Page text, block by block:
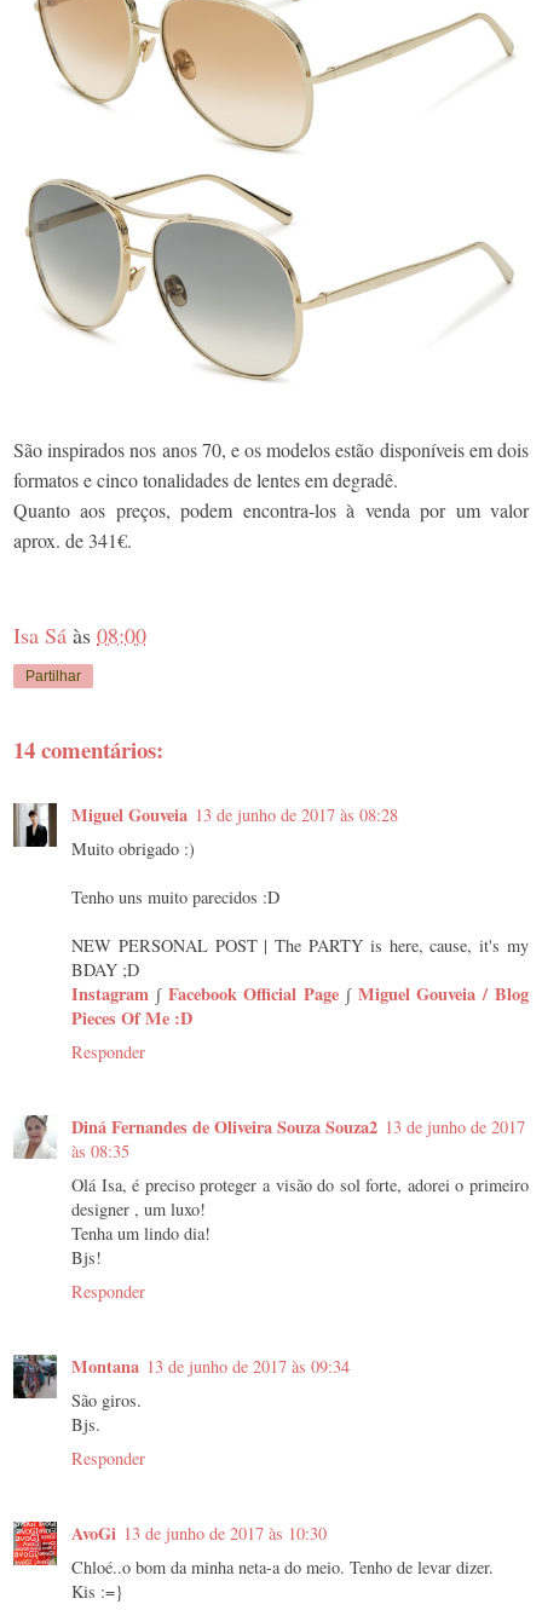
São inspirados nos anos 70, e os modelos estão disponíveis em dois
formatos e cinco tonalidades de lentes em degradê.
Quanto aos preços, podem encontra-los à venda por um valor
aprox. de 341€.
Isa Sá às 08:00
Partilhar
14 comentários:
Miguel Gouveia 13 de junho de 2017 às 08:28
Muito obrigado :)
Tenho uns muito parecidos :D
NEW PERSONAL POST | The PARTY is here, cause, it's my
BDAY ;D
Instagram ∫ Facebook Official Page ∫ Miguel Gouveia / Blog
Pieces Of Me :D
Responder
Diná Fernandes de Oliveira Souza Souza2 13 de junho de 2017
às 08:35
Olá Isa, é preciso proteger a visão do sol forte, adorei o primeiro
designer , um luxo!
Tenha um lindo dia!
Bjs!
Responder
Montana 13 de junho de 2017 às 09:34
São giros.
Bjs.
Responder
AvoGi 13 de junho de 2017 às 10:30
Chloé..o bom da minha neta-a do meio. Tenho de levar dizer.
Kis :=}